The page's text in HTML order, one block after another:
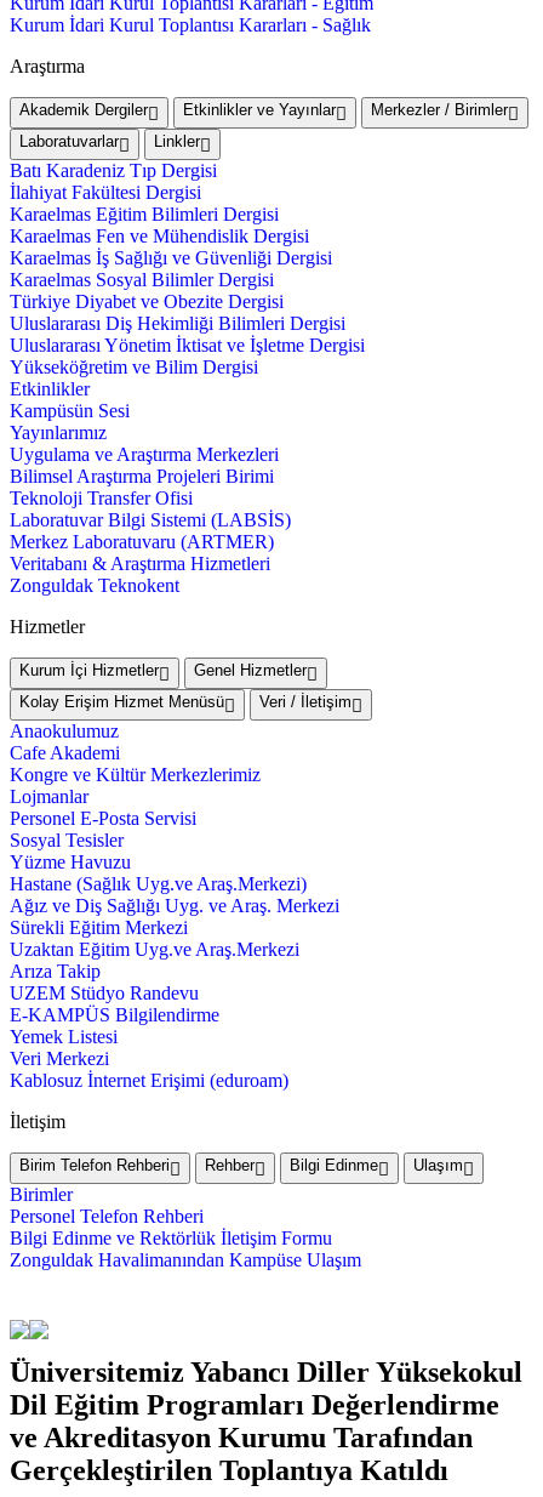
Kurum İdari Kurul Toplantısı Kararları - Sağlık
Araştırma
Akademik Dergiler Etkinlikler ve Yayınlar
Merkezler / Birimler
Laboratuvarlar
Linkler
Batı Karadeniz Tıp Dergisi
İlahiyat Fakültesi Dergisi
Karaelmas Eğitim Bilimleri Dergisi
Karaelmas Fen ve Mühendislik Dergisi
Karaelmas İş Sağlığı ve Güvenliği Dergisi
Karaelmas Sosyal Bilimler Dergisi
Türkiye Diyabet ve Obezite Dergisi
Uluslararası Diş Hekimliği Bilimleri Dergisi
Uluslararası Yönetim İktisat ve İşletme Dergisi
Yükseköğretim ve Bilim Dergisi
Etkinlikler
Kampüsün Sesi
Yayınlarımız
Uygulama ve Araştırma Merkezleri
Bilimsel Araştırma Projeleri Birimi
Teknoloji Transfer Ofisi
Laboratuvar Bilgi Sistemi (LABSİS)
Merkez Laboratuvaru (ARTMER)
Veritabanı & Araştırma Hizmetleri
Zonguldak Teknokent
Hizmetler
Kurum İçi Hizmetler
Genel Hizmetler
Kolay Erişim Hizmet Menüsü
Veri / İletişim
Anaokulumuz
Cafe Akademi
Kongre ve Kültür Merkezlerimiz
Lojmanlar
Personel E-Posta Servisi
Sosyal Tesisler
Yüzme Havuzu
Hastane (Sağlık Uyg.ve Araş.Merkezi)
Ağız ve Diş Sağlığı Uyg. ve Araş. Merkezi
Sürekli Eğitim Merkezi
Uzaktan Eğitim Uyg.ve Araş.Merkezi
Arıza Takip
UZEM Stüdyo Randevu
E-KAMPÜS Bilgilendirme
Yemek Listesi
Veri Merkezi
Kablosuz İnternet Erişimi (eduroam)
İletişim
Birim Telefon Rehberi Rehber Bilgi Edinme Ulaşım
Birimler
Personel Telefon Rehberi
Bilgi Edinme ve Rektörlük İletişim Formu
Zonguldak Havalimanından Kampüse Ulaşım
Üniversitemiz Yabancı Diller Yüksekokul
Dil Eğitim Programları Değerlendirme
ve Akreditasyon Kurumu Tarafından
Gerçekleştirilen Toplantıya Katıldı